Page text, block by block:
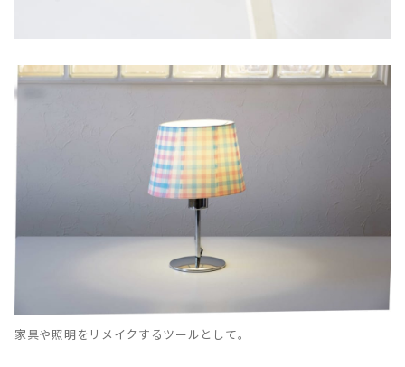
家具や照明をリメイクするツールとして。